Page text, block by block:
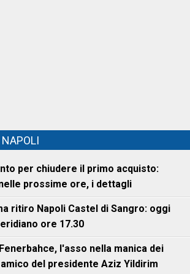
per chiudere il primo acquisto:
prossime ore, i dettagli
ritiro Napoli Castel di Sangro: oggi
ore 17.30
l'asso nella manica dei
del presidente Aziz Yildirim